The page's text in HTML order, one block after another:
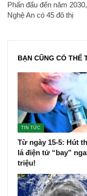
Phấn đấu đến năm
Nghệ An có 45 đô thị
BẠN CŨNG CÓ THỂ
TIN TỨC
Từ ngày 15-5: Hút
lá điện tử “bay”
triệu!